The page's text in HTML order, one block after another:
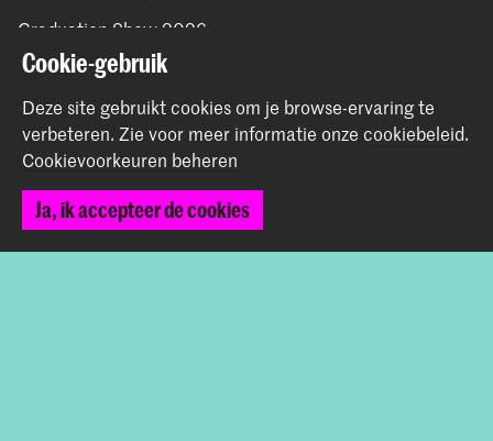
Graduation Show 2026
Start je aanmelding hier
Werken bij de KABK
Contactinfo
Volg ons
Blijf op de hoogte
Cookie-gebruik
Deze site gebruikt cookies om je browse-ervaring te
verbeteren. Zie voor meer informatie onze cookiebeleid.
Cookievoorkeuren beheren
Ja, ik accepteer de cookies